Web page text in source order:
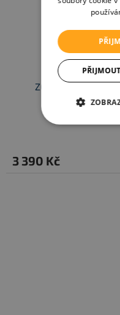
ZOPA
3 390 Kč